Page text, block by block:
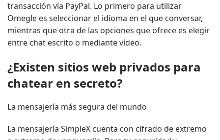
transacción vía PayPal. Lo primero para utilizar
Omegle es seleccionar el idioma en el que conversar,
mientras que otra de las opciones que ofrece es elegir
entre chat escrito o mediante vídeo.
¿Existen sitios web privados para
chatear en secreto?
La mensajería más segura del mundo
La mensajería SimpleX cuenta con cifrado de extremo